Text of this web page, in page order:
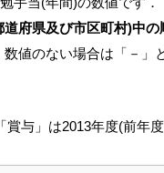
道府県及び市区町村)中の
値のない場合は「－」
与」は2013年度(前年